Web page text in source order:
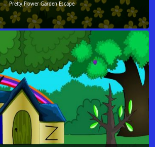
Pretty Flower Garden Escape